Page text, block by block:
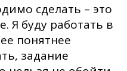
сделать – это
Я буду работать в
понятнее
задание